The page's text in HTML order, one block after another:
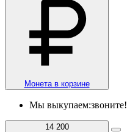
Монета в корзине
Мы выкупаем:звоните!
14 200